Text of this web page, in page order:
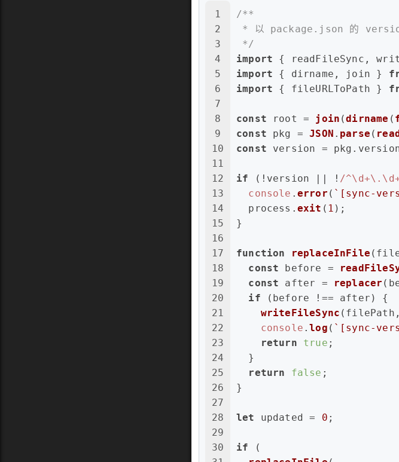
1
2
3
4
5
6
7
8
9
10
11
12
13
14
15
16
17
18
19
20
21
22
23
24
25
26
27
28
29
30
/**
* 以 package.json 的
*/
import { readFileSync,
import { dirname, join }
import { fileURLToPath }
const root = join (dirname (
const pkg = JSON . parse (
const version = pkg.
if (!version || ! /
console . error ( `[sync-
  process.
exit ( 1 );
}
function replaceInFile (
const before =
const after = replacer
if (before !== after) {
writeFileSync
console .log ( `[sync-
return
true ;
  }
return
false ;
}
let updated = 0 ;
if (